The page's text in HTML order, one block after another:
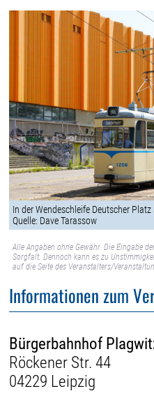
In der Wendeschleife Deutscher
Quelle: Dave Tarassow
Alle Angaben ohne Gewähr. Die Eingabe
Sorgfalt. Dennoch kann es zu
auf die Seite des Veranstalters/
Informationen zum
Bürgerbahnhof
Röckener Str. 44
04229 Leipzig